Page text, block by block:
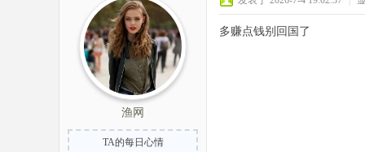
渔网
TA的每日心情
多赚点钱别回国了